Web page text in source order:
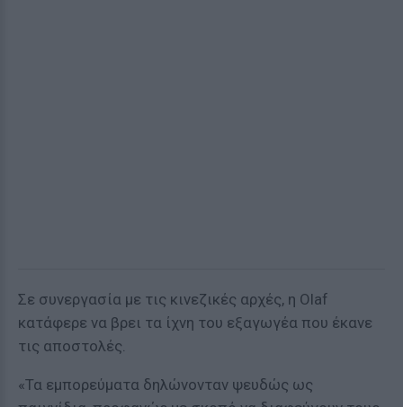
Σε συνεργασία με τις κινεζικές αρχές, η Olaf
κατάφερε να βρει τα ίχνη του εξαγωγέα που έκανε
τις αποστολές.
«Τα εμπορεύματα δηλώνονταν ψευδώς ως